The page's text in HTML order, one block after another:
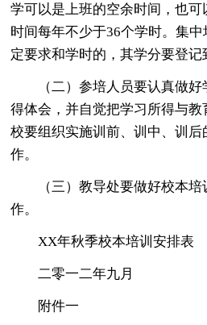
学可以是上班的空余时间，也
时间每年不少于36个学时。集
定要求和学时的，其学分要登记
（二）参培人员要认真做
得体会，并自觉把学习所得与
校要组织实施训前、训中、训后
作。
（三）教导处要做好校本
作。
XX年秋季校本培训安排表
二零一二年九月
附件一